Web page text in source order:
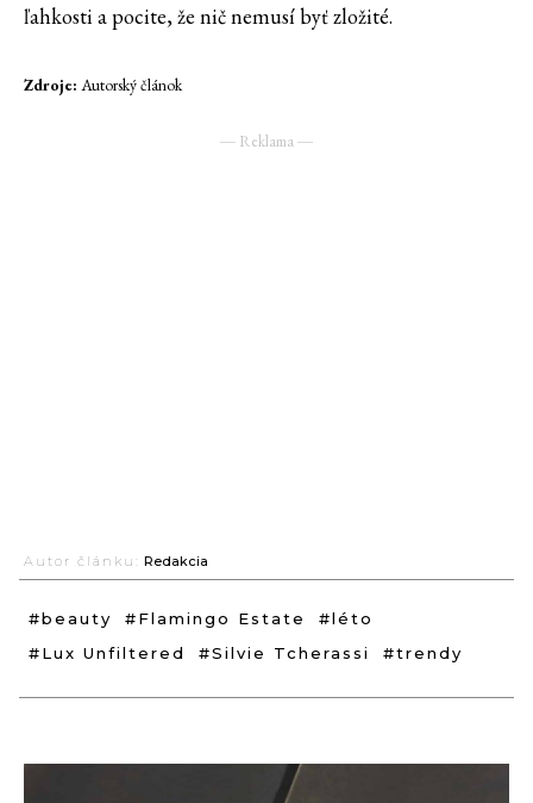
ľahkosti a pocite, že nič nemusí byť zložité.
Zdroje: Autorský článok
― Reklama ―
Autor článku: Redakcia
#beauty #Flamingo Estate
#léto
#Lux Unfiltered
#Silvie Tcherassi #trendy